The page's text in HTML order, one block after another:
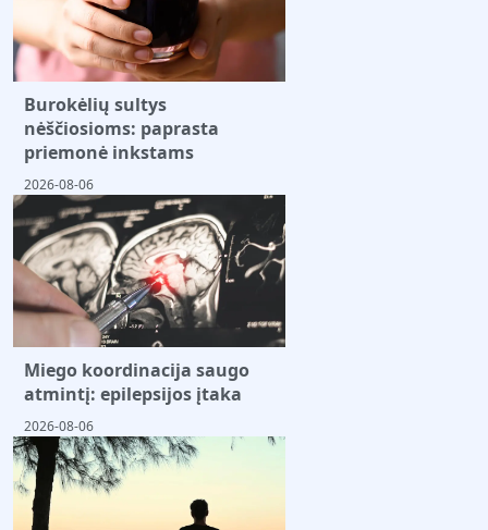
Burokėlių sultys
nėščiosioms: paprasta
priemonė inkstams
2026-08-06
Miego koordinacija saugo
atmintį: epilepsijos įtaka
2026-08-06